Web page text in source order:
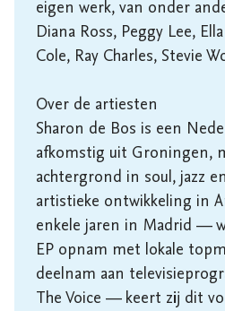
eigen werk, van onder
Diana Ross, Peggy Lee,
Cole, Ray Charles, Stevie
Over de artiesten
Sharon de Bos is een
afkomstig uit Groningen,
achtergrond in soul, jazz
artistieke ontwikkeling in
enkele jaren in Madrid —
EP opnam met lokale
deelnam aan
The Voice — keert zij dit